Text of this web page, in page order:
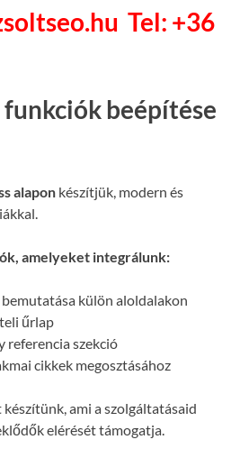
Tel: +36
funkciók beépítése
alapon készítjük, modern és
amelyeket integrálunk:
külön aloldalakon
űrlap
referencia szekció
cikkek megosztásához
ami a szolgáltatásaid
elérését támogatja.